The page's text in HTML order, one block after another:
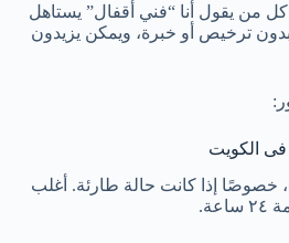
كل من يقول أنا “فني أقفال” يستاهل
ترخيص أو خبرة، ويمكن يزيدون
الكويت
خصوصًا إذا كانت حالة طارئة. أغلب